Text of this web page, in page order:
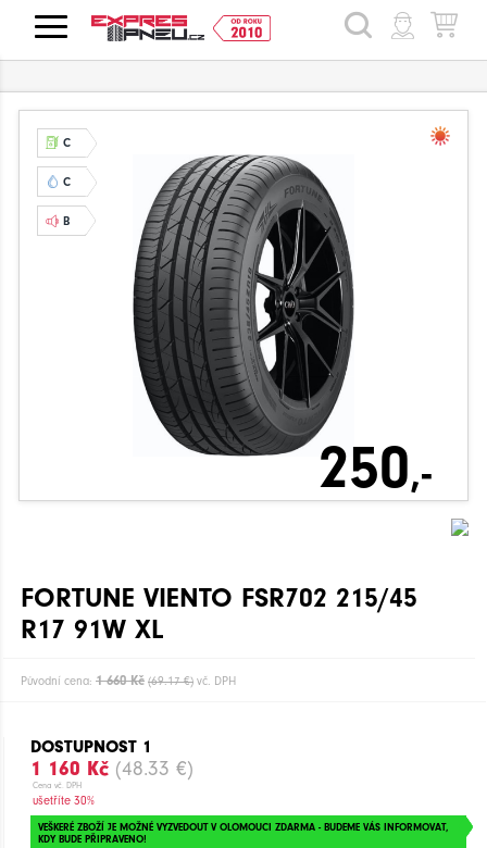
HLEDAT
C
C
B
250,-
FORTUNE VIENTO FSR702 215/45
R17 91W XL
Původní cena: 1 660 Kč (69.17 €) vč. DPH
DOSTUPNOST 1
1 160 Kč (48.33 €)
Cena vč. DPH
ušetříte 30%
VEŠKERÉ ZBOŽÍ JE MOŽNÉ VYZVEDOUT V OLOMOUCI ZDARMA - BUDEME VÁS INFORMOVAT,
KDY BUDE PŘIPRAVENO!